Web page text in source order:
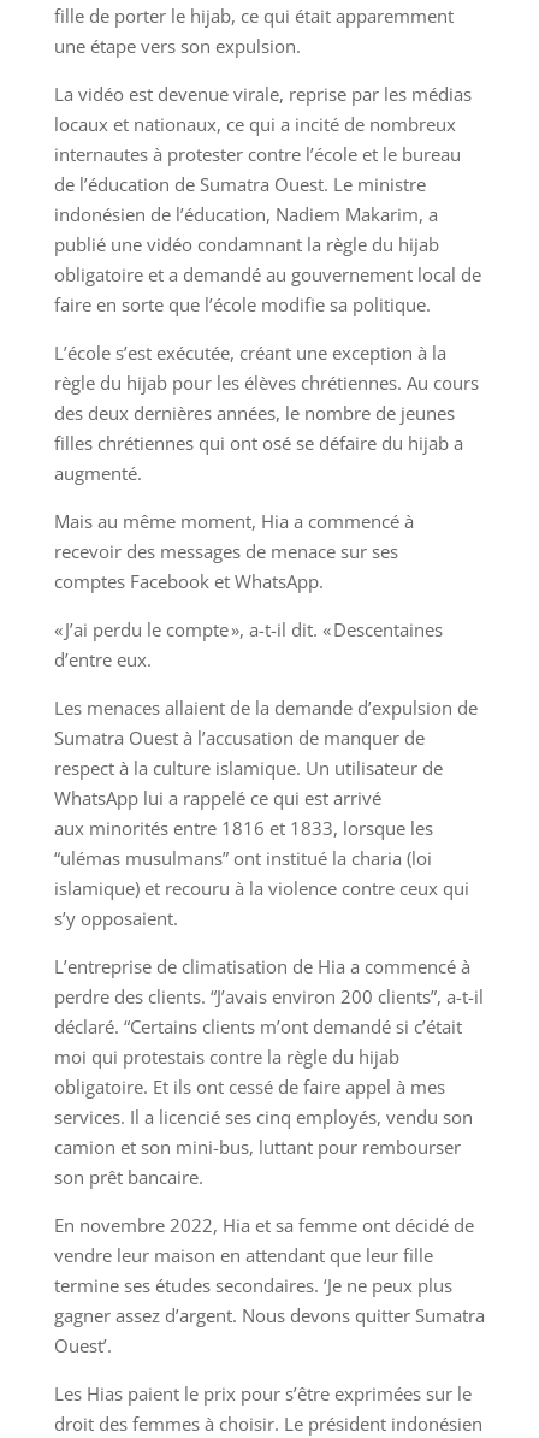
fille de porter le hijab, ce qui était apparemment
une étape vers son expulsion.
La vidéo est devenue virale, reprise par les médias
locaux et nationaux, ce qui a incité de nombreux
internautes à protester contre l’école et le bureau
de l’éducation de Sumatra Ouest. Le ministre
indonésien de l’éducation, Nadiem Makarim, a
publié une vidéo condamnant la règle du hijab
obligatoire et a demandé au gouvernement local de
faire en sorte que l’école modifie sa politique.
L’école s’est exécutée, créant une exception à la
règle du hijab pour les élèves chrétiennes. Au cours
des deux dernières années, le nombre de jeunes
filles chrétiennes qui ont osé se défaire du hijab a
augmenté.
Mais au même moment, Hia a commencé à
recevoir des messages de menace sur ses
comptes Facebook et WhatsApp.
« J’ai perdu le compte », a-t-il dit. « Descentaines
d’entre eux.
Les menaces allaient de la demande d’expulsion de
Sumatra Ouest à l’accusation de manquer de
respect à la culture islamique. Un utilisateur de
WhatsApp lui a rappelé ce qui est arrivé
aux minorités entre 1816 et 1833, lorsque les
“ulémas musulmans” ont institué la charia (loi
islamique) et recouru à la violence contre ceux qui
s’y opposaient.
L’entreprise de climatisation de Hia a commencé à
perdre des clients. “J’avais environ 200 clients”, a-t-il
déclaré. “Certains clients m’ont demandé si c’était
moi qui protestais contre la règle du hijab
obligatoire. Et ils ont cessé de faire appel à mes
services. Il a licencié ses cinq employés, vendu son
camion et son mini-bus, luttant pour rembourser
son prêt bancaire.
En novembre 2022, Hia et sa femme ont décidé de
vendre leur maison en attendant que leur fille
termine ses études secondaires. ‘Je ne peux plus
gagner assez d’argent. Nous devons quitter Sumatra
Ouest’.
Les Hias paient le prix pour s’être exprimées sur le
droit des femmes à choisir. Le président indonésien